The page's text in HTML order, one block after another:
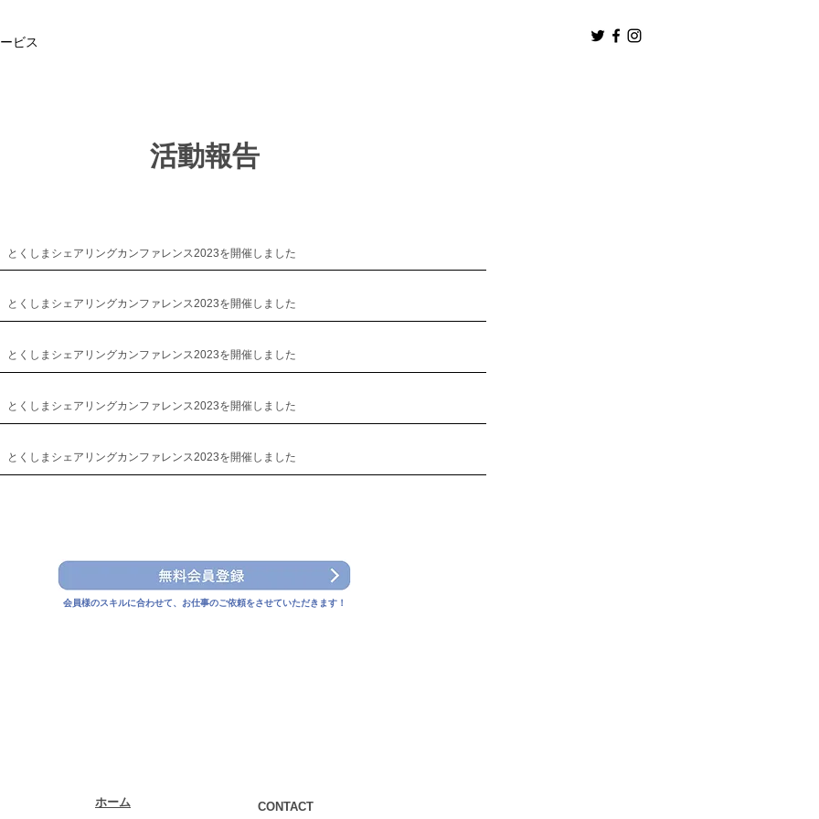
ビス
活動報告
とくしまシェアリングカンファレンス2023​を開催しました
とくしまシェアリングカンファレンス2023​を開催しました
とくしまシェアリングカンファレンス2023​を開催しました
とくしまシェアリングカンファレンス2023​を開催しました
とくしまシェアリングカンファレンス2023​を開催しました
会員様のスキルに合わせて、お仕事のご依頼をさせていただきます！
ホーム
CONTACT